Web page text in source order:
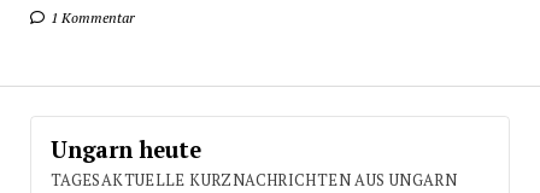
1 Kommentar
Ungarn heute
TAGESAKTUELLE KURZNACHRICHTEN AUS UNGARN